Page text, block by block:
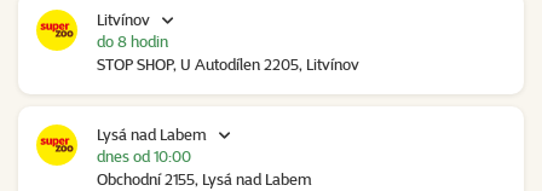
Litvínov
STOP SHOP, U Autodílen 2205, Litvínov
do 8 hodin
Lysá nad Labem
Obchodní 2155, Lysá nad Labem
dnes od 10:00